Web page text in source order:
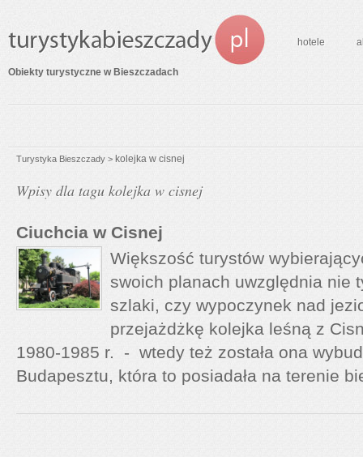
Obiekty turystyczne w Bieszczadach
hotele
Turystyka Bieszczady > kolejka w cisnej
Wpisy dla tagu kolejka w cisnej
Ciuchcia w Cisnej
Większość turystów
swoich planach uwzględnia nie
szlaki, czy wypoczynek nad
przejażdżkę kolejka leśną z
1980-1985 r. - wtedy też została ona
Budapesztu, która to posiadała na terenie